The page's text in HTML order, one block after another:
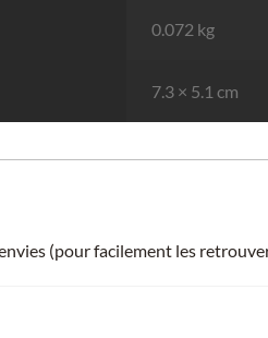
0.072 kg
7.3 × 5.1 cm
(pour facilement les